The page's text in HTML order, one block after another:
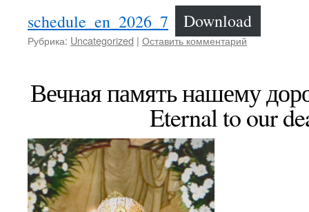
schedule_en_2026_7 Download
Рубрика: Uncategorized | Оставить комментарий
Вечная память нашему
Eternal to our